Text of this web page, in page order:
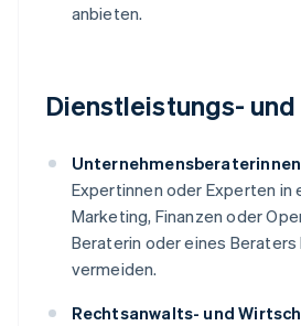
anbieten.
Dienstleistungs-
Expertinnen oder Experten
Marketing, Finanzen oder
Beraterin oder eines Beraters
vermeiden.
Rechtsanwalts- und